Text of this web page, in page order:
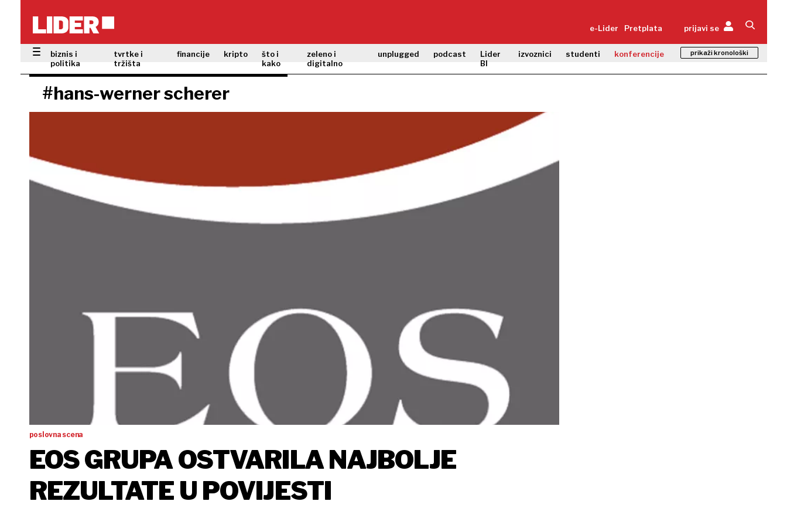
e-Lider Pretplata prijavi se
biznis i
politika
tvrtke i
tržišta
financije kripto
što i
kako
zeleno i
digitalno
unplugged podcast
Lider
BI
izvoznici studenti konferencije prikaži kronološki
#hans-werner scherer
poslovna scena
EOS GRUPA OSTVARILA NAJBOLJE
REZULTATE U POVIJESTI